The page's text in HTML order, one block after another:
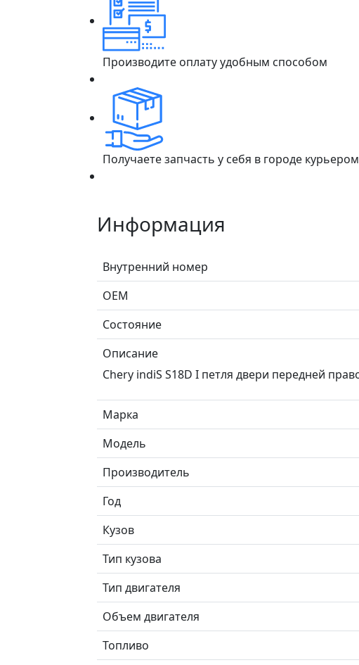
Производите оплату удобным способом
Получаете запчасть у себя в городе
Информация
Внутренний номер
ОЕМ
Состояние
Описание
Chery indiS S18D I петля двери передней
Марка
Модель
Производитель
Год
Кузов
Тип кузова
Тип двигателя
Объем двигателя
Топливо